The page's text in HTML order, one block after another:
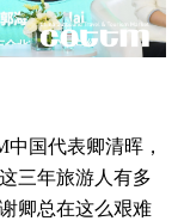
中国代表卿清晖，
三年旅游人有多
卿总在这么艰难